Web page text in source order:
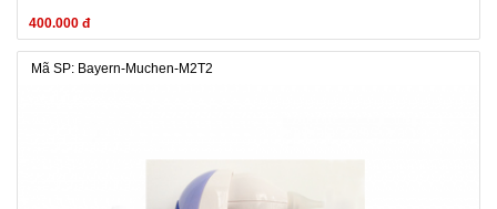
400.000 đ
Mã SP: Bayern-Muchen-M2T2